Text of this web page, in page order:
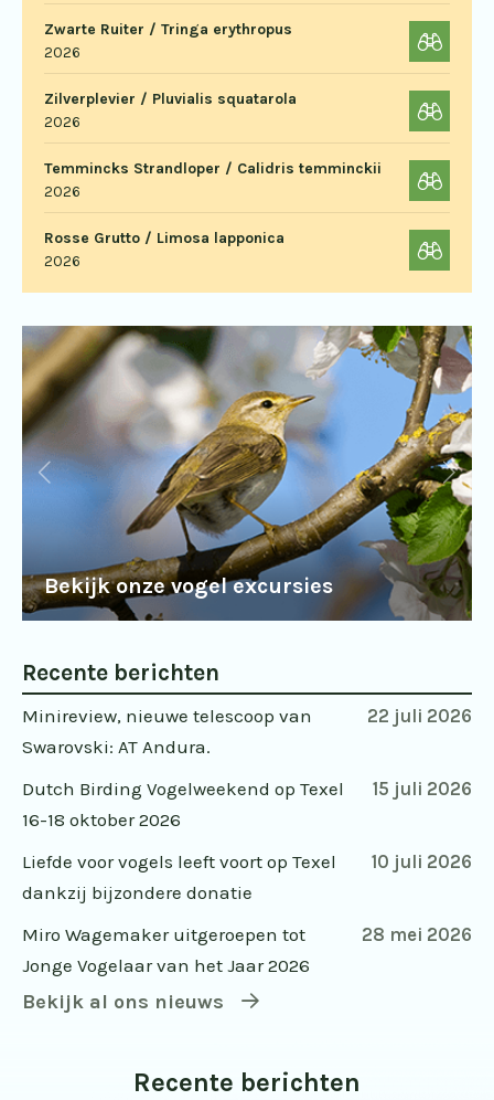
Zwarte Ruiter / Tringa erythropus
2026
Zilverplevier / Pluvialis squatarola
2026
Temmincks Strandloper / Calidris temminckii
2026
Rosse Grutto / Limosa lapponica
2026
Bekijk onze vogel excursies
Recente berichten
Minireview, nieuwe telescoop van
Swarovski: AT Andura.
22 juli 2026
Dutch Birding Vogelweekend op Texel
16-18 oktober 2026
15 juli 2026
Liefde voor vogels leeft voort op Texel
dankzij bijzondere donatie
10 juli 2026
Miro Wagemaker uitgeroepen tot
Jonge Vogelaar van het Jaar 2026
28 mei 2026
Bekijk al ons nieuws
Recente berichten